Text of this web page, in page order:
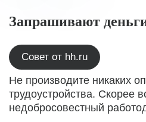
Запрашивают
Совет от hh.ru
Не производите никаких
трудоустройства. Скорее
недобросовестный